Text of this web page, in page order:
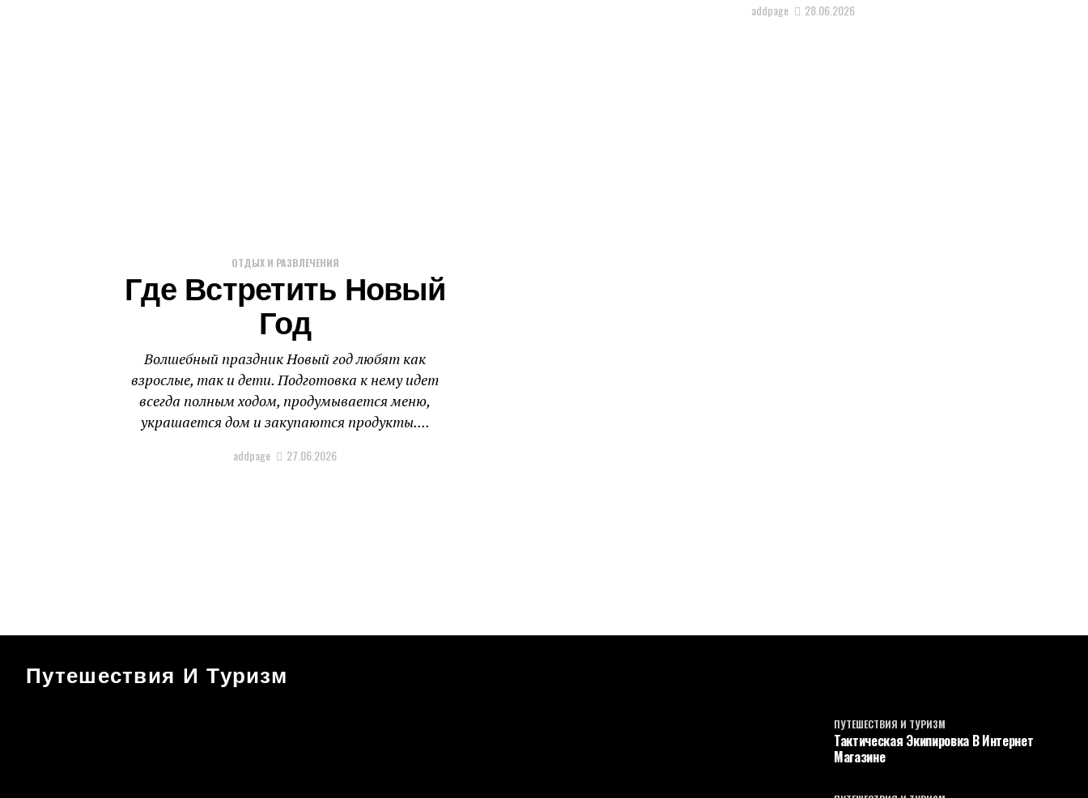
addpage 28.06.2026
ОТДЫХ И РАЗВЛЕЧЕНИЯ
Где Встретить Новый
Год
Волшебный праздник Новый год любят как
взрослые, так и дети. Подготовка к нему идет
всегда полным ходом, продумывается меню,
украшается дом и закупаются продукты....
addpage 27.06.2026
Путешествия И Туризм
ПУТЕШЕСТВИЯ И ТУРИЗМ
Тактическая Экипировка В Интернет
Магазине